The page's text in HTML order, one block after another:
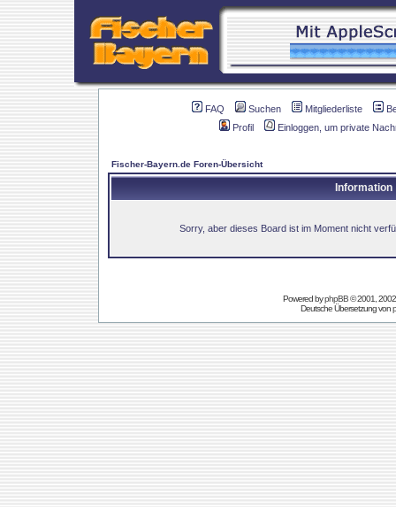
FAQ Suchen Mitgliederliste
Profil
Einloggen, um private
Fischer-Bayern.de Foren-Übersicht
Information
Sorry, aber dieses Board ist im Moment nicht
Powered byphpBB© 2001,
Deutsche Übersetzung von